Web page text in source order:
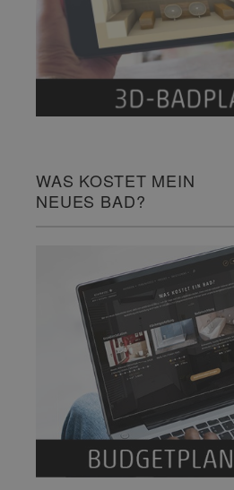
WAS KOSTET MEIN
NEUES BAD?